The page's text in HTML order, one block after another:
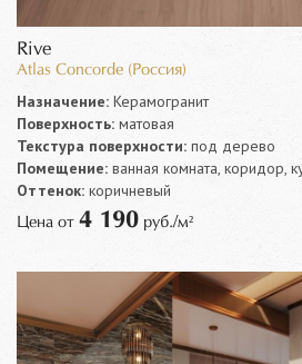
Rive
Atlas Concorde (Россия)
Назначение: Керамогранит
Поверхность: матовая
Текстура поверхности: под дерево
Помещение: ванная комната, коридор,
Оттенок: коричневый
Цена от 4 190 руб./м²